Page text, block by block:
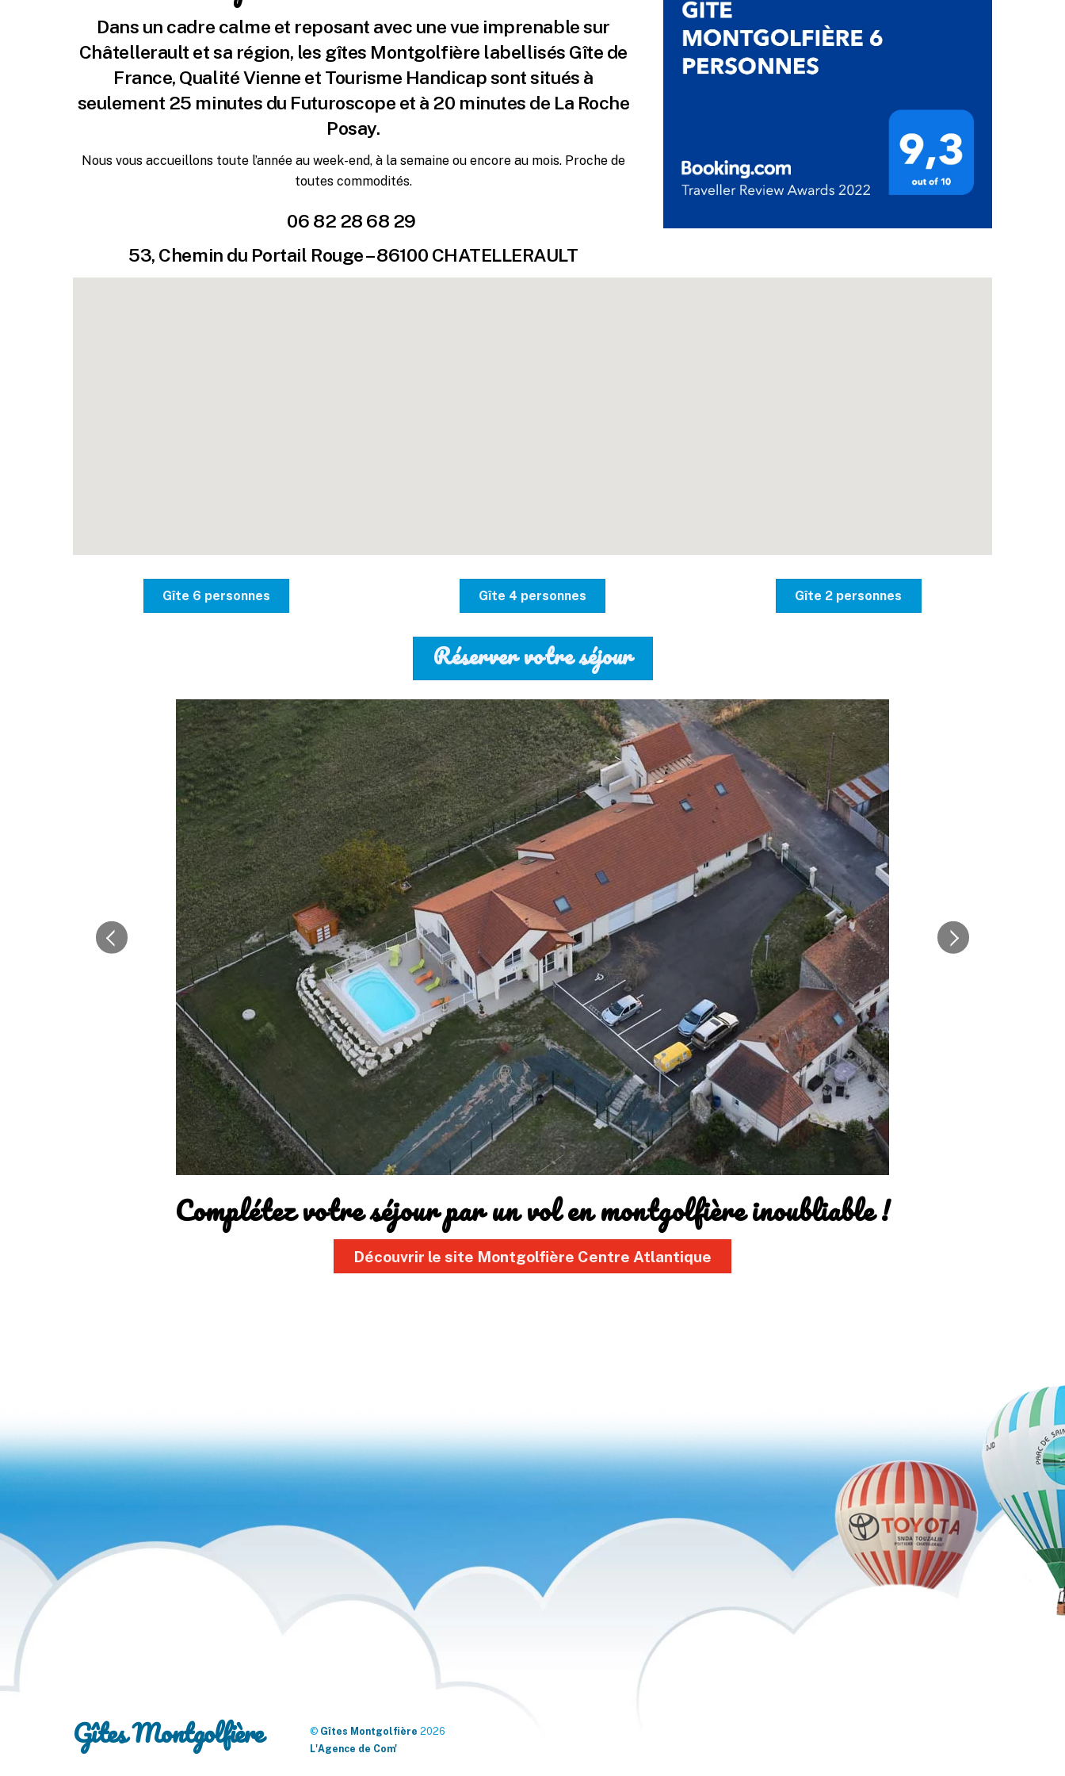
Dans un cadre calme et reposant avec une vue imprenable sur
Châtellerault et sa région, les gîtes Montgolfière labellisés Gîte de
France, Qualité Vienne et Tourisme Handicap sont situés à
seulement 25 minutes du Futuroscope et à 20 minutes de La Roche
Posay.
Nous vous accueillons toute l’année au week-end, à la semaine ou encore au mois. Proche de
toutes commodités.
06 82 28 68 29
53, Chemin du Portail Rouge – 86100 CHATELLERAULT
Gîte 6 personnes Gîte 4 personnes Gîte 2 personnes
Réserver votre séjour
Complétez votre séjour par un vol en montgolfière inoubliable !
Découvrir le site Montgolfière Centre Atlantique
Gîtes Montgolfière © Gîtes Montgolfière 2026
L'Agence de Com'